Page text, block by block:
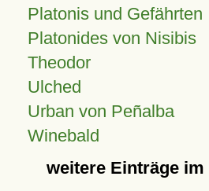
Platonis und Gefährten
Platonides von Nisibis
Theodor
Ulched
Urban von Peñalba
Winebald
weitere Einträge im